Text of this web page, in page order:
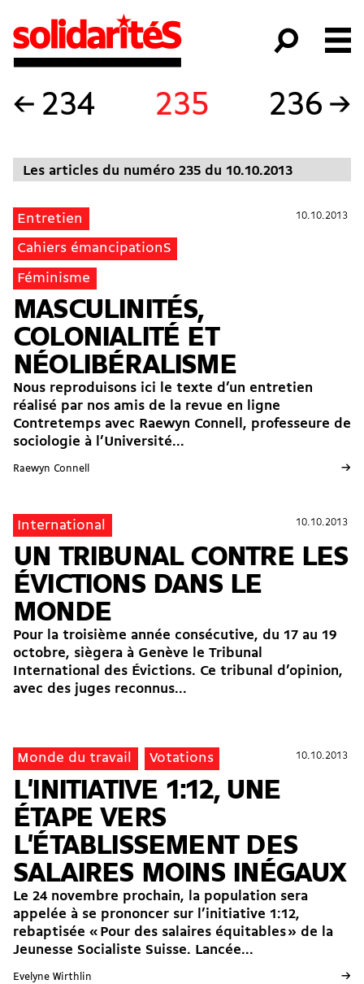
← 234 235 236 →
Les articles du numéro 235 du 10.10.2013
10.10.2013
Entretien
Cahiers émancipationS
Féminisme
10.10.2013
MASCULINITÉS,
COLONIALITÉ ET
NÉOLIBÉRALISME
Nous reproduisons ici le texte d’un entretien
réalisé par nos amis de la revue en ligne
Contretemps avec Raewyn Connell, professeure de
sociologie à l’Université...
Raewyn Connell →
10.10.2013
International 10.10.2013
UN TRIBUNAL CONTRE LES
ÉVICTIONS DANS LE
MONDE
Pour la troisième année consécutive, du 17 au 19
octobre, siègera à Genève le Tribunal
International des Évictions. Ce tribunal d’opinion,
avec des juges reconnus...
10.10.2013
Monde du travail Votations 10.10.2013
L'INITIATIVE 1:12, UNE
ÉTAPE VERS
L'ÉTABLISSEMENT DES
SALAIRES MOINS INÉGAUX
Le 24 novembre prochain, la population sera
appelée à se prononcer sur l’initiative 1:12,
rebaptisée « Pour des salaires équitables » de la
Jeunesse Socialiste Suisse. Lancée...
Evelyne Wirthlin →